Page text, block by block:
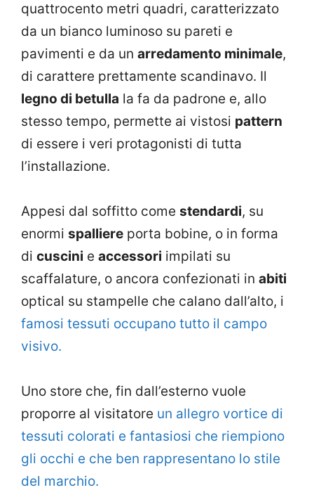
quattrocento metri quadri, caratterizzato
da un bianco luminoso su pareti e
pavimenti e da un arredamento minimale,
di carattere prettamente scandinavo. Il
legno di betulla la fa da padrone e, allo
stesso tempo, permette ai vistosi pattern
di essere i veri protagonisti di tutta
l’installazione.
Appesi dal soffitto come stendardi, su
enormi spalliere porta bobine, o in forma
di cuscini e accessori impilati su
scaffalature, o ancora confezionati in abiti
optical su stampelle che calano dall’alto, i
famosi tessuti occupano tutto il campo
visivo.
Uno store che, fin dall’esterno vuole
proporre al visitatore un allegro vortice di
tessuti colorati e fantasiosi che riempiono
gli occhi e che ben rappresentano lo stile
del marchio.